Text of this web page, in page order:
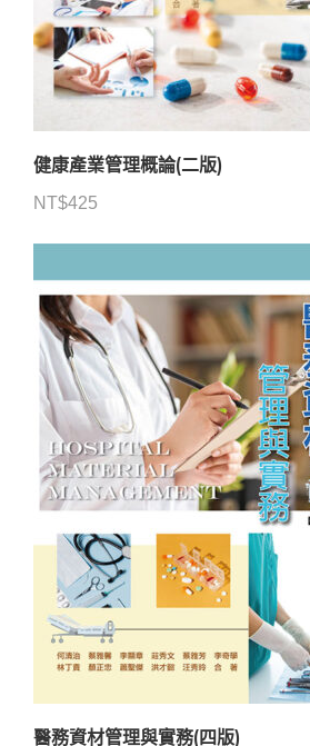
健康產業管理概論(二版)
NT$425
醫務資材管理與實務(四版)